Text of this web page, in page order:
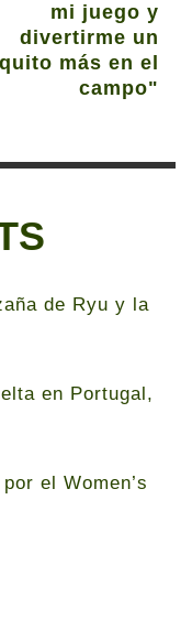
mi juego y
divertirme un
más en el
campo"
de Ryu y la
en Portugal,
el Women’s